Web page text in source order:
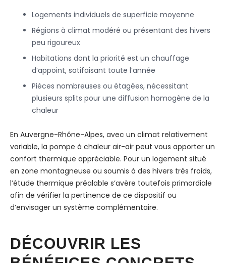
Logements individuels de superficie moyenne
Régions à climat modéré ou présentant des hivers
peu rigoureux
Habitations dont la priorité est un chauffage
d’appoint, satifaisant toute l’année
Pièces nombreuses ou étagées, nécessitant
plusieurs splits pour une diffusion homogène de la
chaleur
En Auvergne-Rhône-Alpes, avec un climat relativement
variable, la pompe à chaleur air-air peut vous apporter un
confort thermique appréciable. Pour un logement situé
en zone montagneuse ou soumis à des hivers très froids,
l’étude thermique préalable s’avère toutefois primordiale
afin de vérifier la pertinence de ce dispositif ou
d’envisager un système complémentaire.
DÉCOUVRIR LES